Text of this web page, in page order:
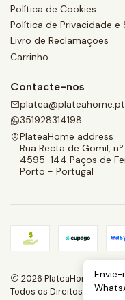
Política de Cookies
Política de Privacidade e
Livro de Reclamações
Carrinho
Contacte-nos
platea@plateahome.pt
351928314198
PlateaHome address
Rua Recta de Gomil,
4595-144 Paços de
Porto - Portugal
2026 PlateaHome.
Todos os Direitos